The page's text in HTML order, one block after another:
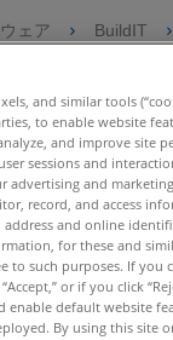
イン
を展開/折りた
ェア BuildIT
による
キャンのアラ
and similar tools
to enable website
and improve site
sessions and
advertising and
record, and access
and online
for these and
to such purposes. If you
or if you click
enable default website
By using this site or